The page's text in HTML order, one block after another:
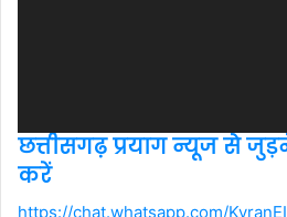
छत्तीसगढ़ प्रयाग न्यूज से
करें
https://chat.whatsapp.com/